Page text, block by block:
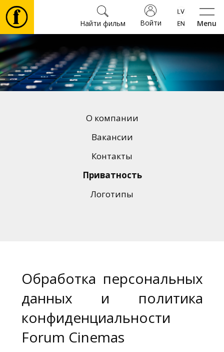
Menu
Войти
Найти фильм
Фильмы
Билеты
Клуб
О компании
Вакансии
Контакты
Приватность
Логотипы
Обработка персональных
данных и политика
конфиденциальности
Forum Cinemas